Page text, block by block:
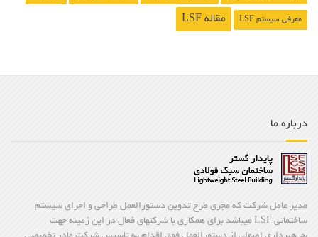
معرفی سیستم LSF مقاله LSF
درباره ما
مدیر عامل شرکت که مجری طرح تدوین دستورالعمل طراحی و اجرای سیستم
ساختمانی LSF میباشد برای همکاری با شرکتهای فعال در این زمینه جهت